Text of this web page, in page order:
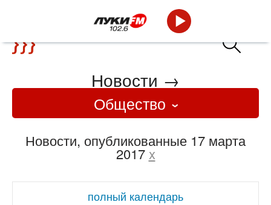
Новости →
Общество
Новости, опубликованные 17 марта
2017 x
полный календарь